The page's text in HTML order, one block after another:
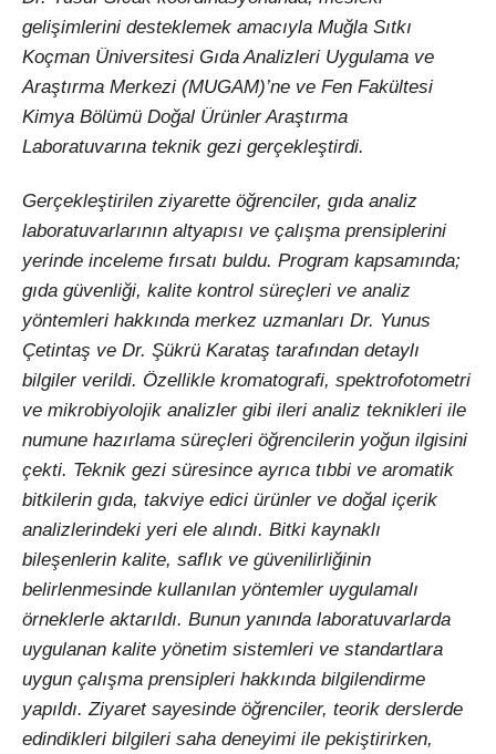
gelişimlerini desteklemek amacıyla Muğla Sıtkı
Koçman Üniversitesi Gıda Analizleri Uygulama ve
Araştırma Merkezi (MUGAM)’ne ve Fen Fakültesi
Kimya Bölümü Doğal Ürünler Araştırma
Laboratuvarına teknik gezi gerçekleştirdi.
Gerçekleştirilen ziyarette öğrenciler, gıda analiz
laboratuvarlarının altyapısı ve çalışma prensiplerini
yerinde inceleme fırsatı buldu. Program kapsamında;
gıda güvenliği, kalite kontrol süreçleri ve analiz
yöntemleri hakkında merkez uzmanları Dr. Yunus
Çetintaş ve Dr. Şükrü Karataş tarafından detaylı
bilgiler verildi. Özellikle kromatografi, spektrofotometri
ve mikrobiyolojik analizler gibi ileri analiz teknikleri ile
numune hazırlama süreçleri öğrencilerin yoğun ilgisini
çekti. Teknik gezi süresince ayrıca tıbbi ve aromatik
bitkilerin gıda, takviye edici ürünler ve doğal içerik
analizlerindeki yeri ele alındı. Bitki kaynaklı
bileşenlerin kalite, saflık ve güvenilirliğinin
belirlenmesinde kullanılan yöntemler uygulamalı
örneklerle aktarıldı. Bunun yanında laboratuvarlarda
uygulanan kalite yönetim sistemleri ve standartlara
uygun çalışma prensipleri hakkında bilgilendirme
yapıldı. Ziyaret sayesinde öğrenciler, teorik derslerde
edindikleri bilgileri saha deneyimi ile pekiştirirken,